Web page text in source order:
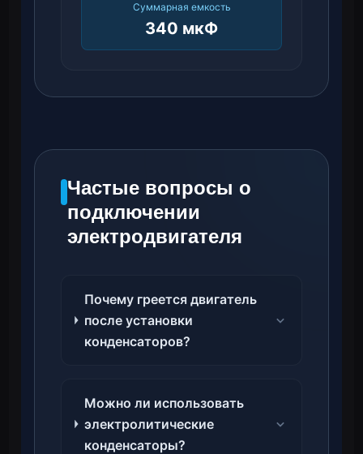
Суммарная емкость
340 мкФ
Частые вопросы о
подключении
электродвигателя
Почему греется двигатель
после установки
конденсаторов?
Можно ли использовать
электролитические
конденсаторы?